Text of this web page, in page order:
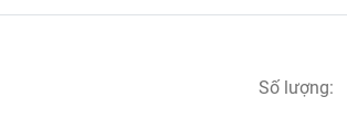
Số lượng: